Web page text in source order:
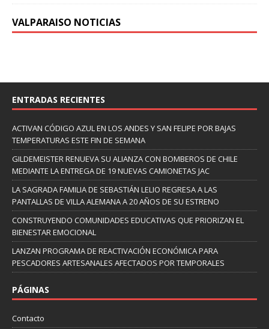
VALPARAISO NOTICIAS
ENTRADAS RECIENTES
ACTIVAN CÓDIGO AZUL EN LOS ANDES Y SAN FELIPE POR BAJAS
TEMPERATURAS ESTE FIN DE SEMANA
GILDEMEISTER RENUEVA SU ALIANZA CON BOMBEROS DE CHILE
MEDIANTE LA ENTREGA DE 19 NUEVAS CAMIONETAS JAC
LA SAGRADA FAMILIA DE SEBASTIÁN LELIO REGRESA A LAS
PANTALLAS DE VILLA ALEMANA A 20 AÑOS DE SU ESTRENO
CONSTRUYENDO COMUNIDADES EDUCATIVAS QUE PRIORIZAN EL
BIENESTAR EMOCIONAL
LANZAN PROGRAMA DE REACTIVACIÓN ECONÓMICA PARA
PESCADORES ARTESANALES AFECTADOS POR TEMPORALES
PÁGINAS
Contacto